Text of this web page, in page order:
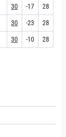
30 -17 28
30 -23 28
30 -10 28